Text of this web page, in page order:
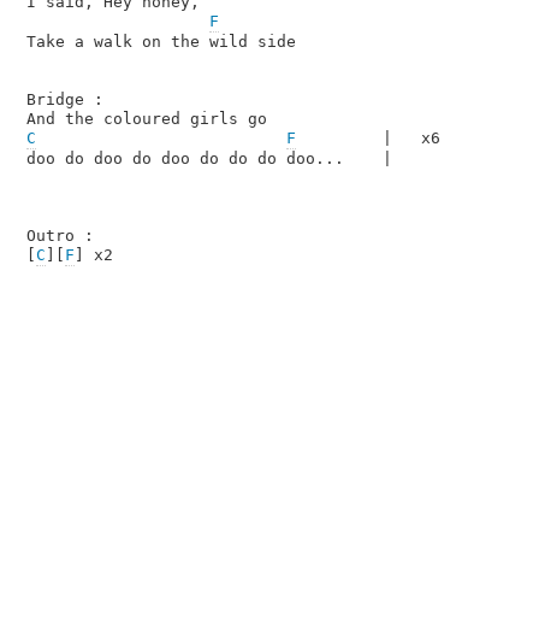
F
Take a walk on the wild side
Bridge :
C
F
         |   x6
doo do doo do doo do do do doo...    |
Outro :
C F